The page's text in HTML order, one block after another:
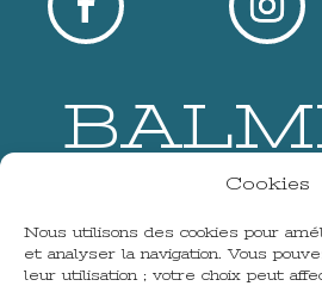
Cookies
Nous utilisons des cookies pour
et analyser la navigation. Vous
leur utilisation ; votre choix peut